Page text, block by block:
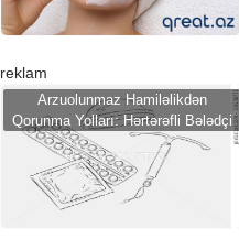
reklam
Arzuolunmaz Hamiləlikdən
Qorunma Yolları: Hərtərəfli Bələdçi